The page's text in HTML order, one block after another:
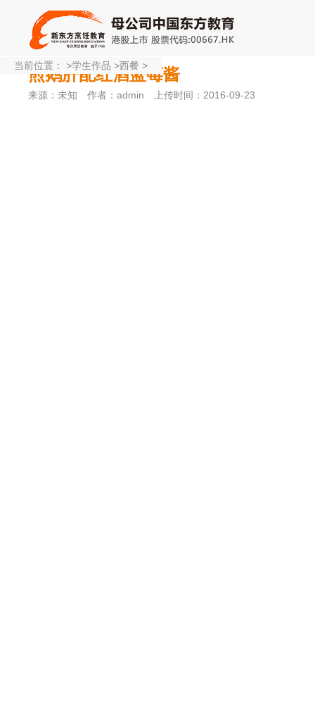
煎鹅肝配红酒蓝莓酱
来源：未知 作者：admin 上传时间：2016-09-23
当前位置： >学生作品 >西餐 >